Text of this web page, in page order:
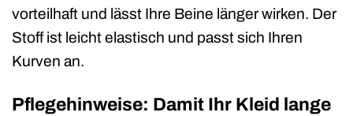
vorteilhaft und lässt Ihre Beine länger wirken. Der
Stoff ist leicht elastisch und passt sich Ihren
Kurven an.
Pflegehinweise: Damit Ihr Kleid lange